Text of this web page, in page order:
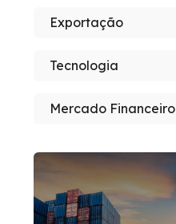
Exportação
Tecnologia
Mercado Financeiro